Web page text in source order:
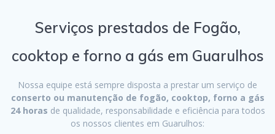
Serviços prestados de Fogão,
cooktop e forno a gás em Guarulhos
Nossa equipe está sempre disposta a prestar um serviço de
conserto ou manutenção de fogão, cooktop, forno a gás
24 horas de qualidade, responsabilidade e eficiência para todos
os nossos clientes em Guarulhos: